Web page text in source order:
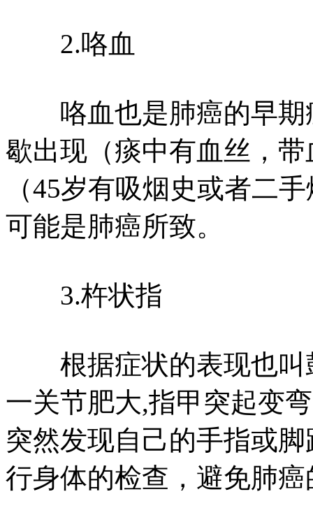
2.咯血
咯血也是肺癌的早期
歇出现（痰中有血丝，
（45岁有吸烟史或者二
可能是肺癌所致。
3.杵状指
根据症状的表现也叫
一关节肥大,指甲突起变
突然发现自己的手指或
行身体的检查，避免肺